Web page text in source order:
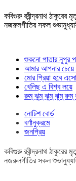
কবিগুরু রবীন্দ্রনাথ ঠাকুরের
নজরুলগীতির সকল
শুকনো পাতার নূপুর
আমার আপনার
মোর প্রিয়া হবে এসো
খেলিছ এ বিশ্ব লয়ে
রুম্ ঝুম্ ঝুম্ ঝুম্ রুম্
নোটিশ বোর্ড
বর্ণানুক্রমে
জনপ্রিয়
কবিগুরু রবীন্দ্রনাথ ঠাকুরের
নজরুলগীতির সকল